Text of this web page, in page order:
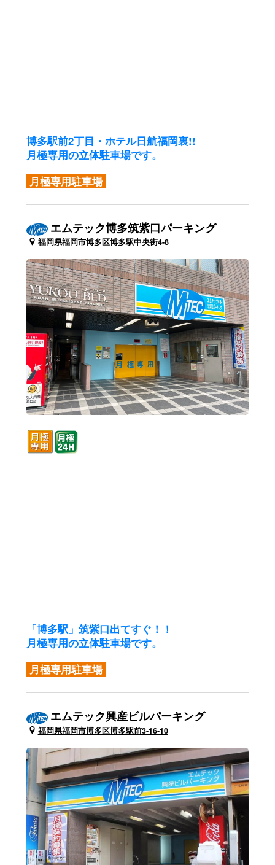
博多駅前2丁目・ホテル日航福岡裏!!
月極専用の立体駐車場です。
月極専用駐車場
エムテック博多筑紫口パーキング
福岡県福岡市博多区博多駅中央街4-8
「博多駅」筑紫口出てすぐ！！
月極専用の立体駐車場です。
月極専用駐車場
エムテック興産ビルパーキング
福岡県福岡市博多区博多駅前3-16-10